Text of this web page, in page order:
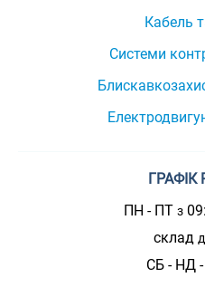
Кабель
Системи
ГРАФІК
ПН - ПТ з
склад
СБ - НД -